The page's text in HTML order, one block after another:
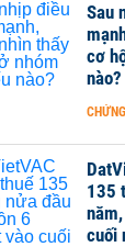
Sau
cơ
nào?
135
cuối